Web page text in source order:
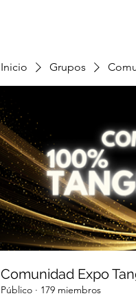
Inicio Grupos
Comunidad Expo
Público · 179 miembros